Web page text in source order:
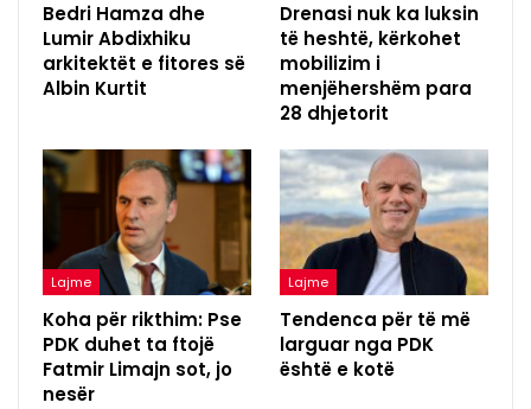
Bedri Hamza dhe
Lumir Abdixhiku
arkitektët e fitores së
Albin Kurtit
Drenasi nuk ka luksin
të heshtë, kërkohet
mobilizim i
menjëhershëm para
28 dhjetorit
Lajme
Koha për rikthim: Pse
PDK duhet ta ftojë
Fatmir Limajn sot, jo
nesër
Lajme
Tendenca për të më
larguar nga PDK
është e kotë